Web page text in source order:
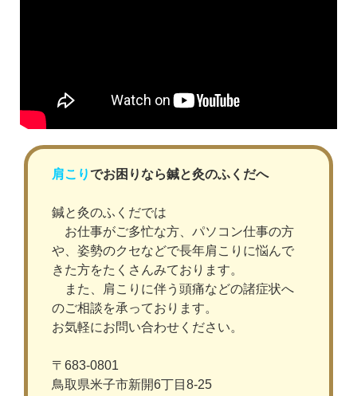
肩こりでお困りなら鍼と灸のふくだへ
鍼と灸のふくだでは
お仕事がご多忙な方、パソコン仕事の方
や、姿勢のクセなどで長年肩こりに悩んで
きた方をたくさんみております。
また、肩こりに伴う頭痛などの諸症状へ
のご相談を承っております。
お気軽にお問い合わせください。
〒683-0801
鳥取県米子市新開6丁目8-25